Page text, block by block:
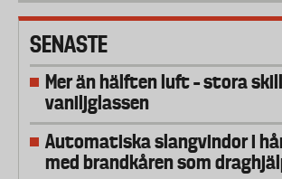
SENASTE
Mer än hälften luft – stora
vaniljglassen
Automatiska slangvindor i
med brandkåren som